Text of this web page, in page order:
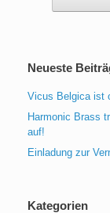
Neueste
Vicus Belgica ist
Harmonic Brass
auf!
Einladung zur
Kategorien